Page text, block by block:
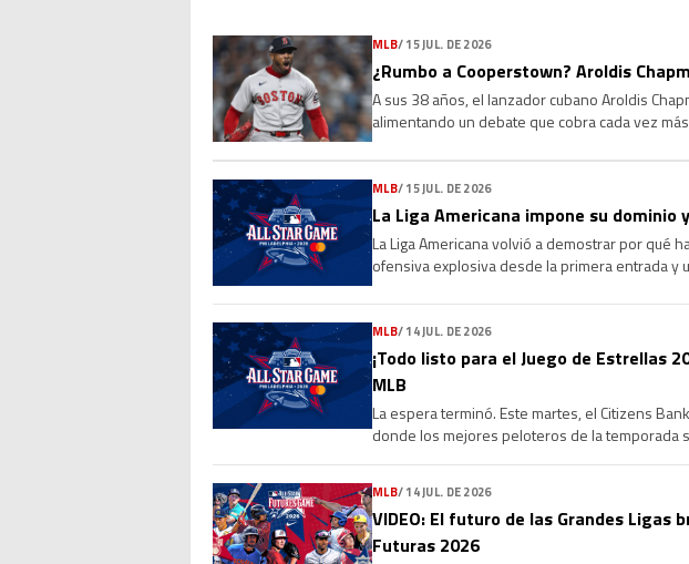
MLB/15 JUL. DE 2026
¿Rumbo a Cooperstown? Aroldis
A sus 38 años, el lanzador cubano Aroldis
alimentando un debate que cobra cada vez
MLB/15 JUL. DE 2026
La Liga Americana impone su dominio
La Liga Americana volvió a demostrar por qué
ofensiva explosiva desde la primera entrada y
MLB/14 JUL. DE 2026
¡Todo listo para el Juego de Estrellas
MLB
La espera terminó. Este martes, el Citizens
donde los mejores peloteros de la temporada
MLB/14 JUL. DE 2026
VIDEO: El futuro de las Grandes Ligas
Futuras 2026